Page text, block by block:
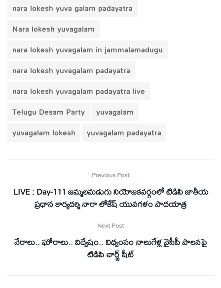
nara lokesh yuva galam padayatra
Nara lokesh yuvagalam
nara lokesh yuvagalam in jammalamadugu
nara lokesh yuvagalam padayatra
nara lokesh yuvagalam padayatra live
Telugu Desam Party
yuvagalam
yuvagalam lokesh
yuvagalam padayatra
Previous Post
LIVE : Day-111 జమ్మలమడుగు నియోజ‌క‌వర్గంలో టిడిపి జాతీయ
ప్ర‌ధాన కార్య‌ద‌ర్శి నారా లోకేష్ యువ‌గ‌ళం పాద‌యాత్ర
Next Post
నేరాలు.. ఘోరాలు.. విద్వేషం.. విధ్వంసం నాలుగేళ్ల వైసీపీ పాలనపై
టిడిపి చార్జ్ షీట్